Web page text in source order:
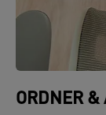
ORDNER &